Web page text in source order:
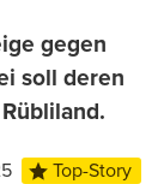
gegen
soll deren
Top-Story